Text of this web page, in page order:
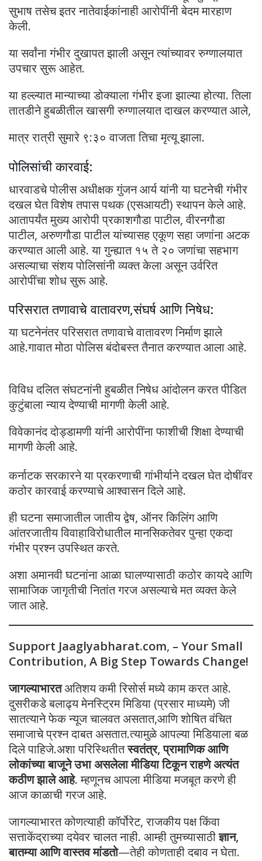
सुभाष तसेच इतर नातेवाईकांनाही आरोपींनी बेदम मारहाण
केली.
या सर्वांना गंभीर दुखापत झाली असून त्यांच्यावर रुग्णालयात
उपचार सुरू आहेत.
या हल्ल्यात मान्याच्या डोक्याला गंभीर इजा झाल्या होत्या. तिला
तातडीने हुबळीतील खासगी रुग्णालयात दाखल करण्यात आले,
मात्र रात्री सुमारे ९:३० वाजता तिचा मृत्यू झाला.
पोलिसांची कारवाई:
धारवाडचे पोलीस अधीक्षक गुंजन आर्य यांनी या घटनेची गंभीर
दखल घेत विशेष तपास पथक (एसआयटी) स्थापन केले आहे.
आतापर्यंत मुख्य आरोपी प्रकाशगौडा पाटील, वीरनगौडा
पाटील, अरुणगौडा पाटील यांच्यासह एकूण सहा जणांना अटक
करण्यात आली आहे. या गुन्ह्यात १५ ते २० जणांचा सहभाग
असल्याचा संशय पोलिसांनी व्यक्त केला असून उर्वरित
आरोपींचा शोध सुरू आहे.
परिसरात तणावाचे वातावरण,संघर्ष आणि निषेध:
या घटनेनंतर परिसरात तणावाचे वातावरण निर्माण झाले
आहे.गावात मोठा पोलिस बंदोबस्त तैनात करण्यात आला आहे.
विविध दलित संघटनांनी हुबळीत निषेध आंदोलन करत पीडित
कुटुंबाला न्याय देण्याची मागणी केली आहे.
विवेकानंद दोड्डामणी यांनी आरोपींना फाशीची शिक्षा देण्याची
मागणी केली आहे.
कर्नाटक सरकारने या प्रकरणाची गांभीर्याने दखल घेत दोषींवर
कठोर कारवाई करण्याचे आश्वासन दिले आहे.
ही घटना समाजातील जातीय द्वेष, ऑनर किलिंग आणि
आंतरजातीय विवाहाविरोधातील मानसिकतेवर पुन्हा एकदा
गंभीर प्रश्न उपस्थित करते.
अशा अमानवी घटनांना आळा घालण्यासाठी कठोर कायदे आणि
सामाजिक जागृतीची नितांत गरज असल्याचे मत व्यक्त केले
जात आहे.
Support Jaaglyabharat.com, – Your Small
Contribution, A Big Step Towards Change!
जागल्याभारतअतिशय कमी रिसोर्स मध्ये काम करत आहे.
दुसरीकडे बलाढ्य मेनस्ट्रिम मिडिया (प्रसार माध्यमे) जी
सातत्याने फेक न्यूज चालवत असतात,आणि शोषित वंचित
समाजाचे प्रश्न दाबत असतात.त्यामुळे आपल्या मिडियाला बळ
दिले पाहिजे.अशा परिस्थितीतस्वतंत्र, प्रामाणिक आणि
लोकांच्या बाजूने उभा असलेला मीडिया टिकून राहणे अत्यंत
कठीण झाले आहे. म्हणूनच आपला मीडिया मजबूत करणे ही
आज काळाची गरज आहे.
जागल्याभारत कोणत्याही कॉर्पोरेट, राजकीय पक्ष किंवा
सत्ताकेंद्राच्या दयेवर चालत नाही. आम्ही तुमच्यासाठीज्ञान,
बातम्या आणि वास्तव मांडतो—तेही कोणताही दबाव न घेता.